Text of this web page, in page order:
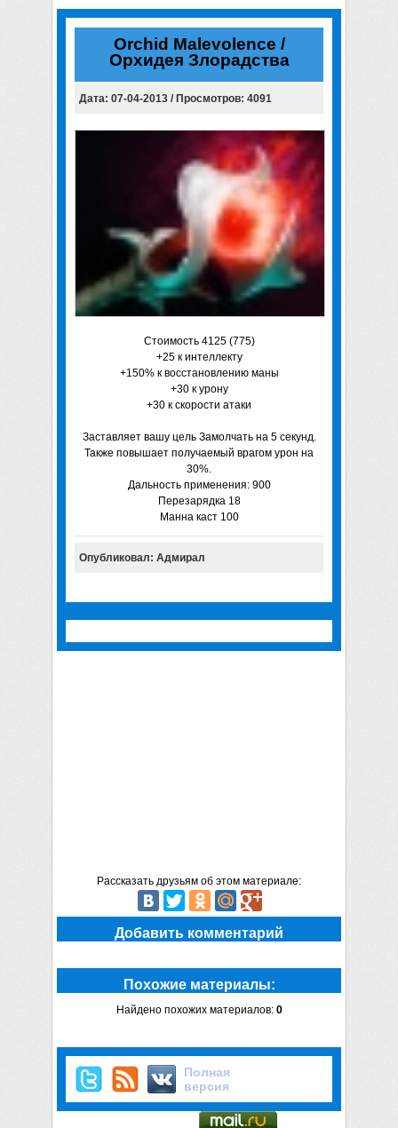
Orchid Malevolence /
Орхидея Злорадства
Дата: 07-04-2013 / Просмотров: 4091
Стоимость 4125 (775)
+25 к интеллекту
+150% к восстановлению маны
+30 к урону
+30 к скорости атаки
Заставляет вашу цель Замолчать на 5 секунд.
Также повышает получаемый врагом урон на
30%.
Дальность применения: 900
Перезарядка 18
Манна каст 100
Опубликовал: Адмирал
Рассказать друзьям об этом материале:
Добавить комментарий
Похожие материалы:
Найдено похожих материалов: 0
Полная
версия